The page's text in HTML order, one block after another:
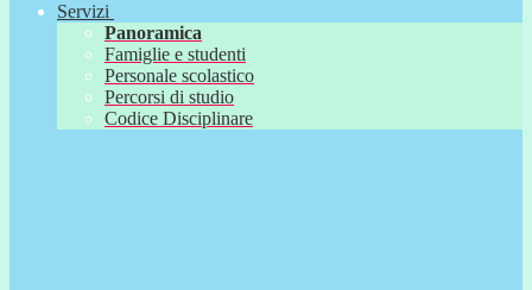
Servizi
Panoramica
Famiglie e studenti
Personale scolastico
Percorsi di studio
Codice Disciplinare